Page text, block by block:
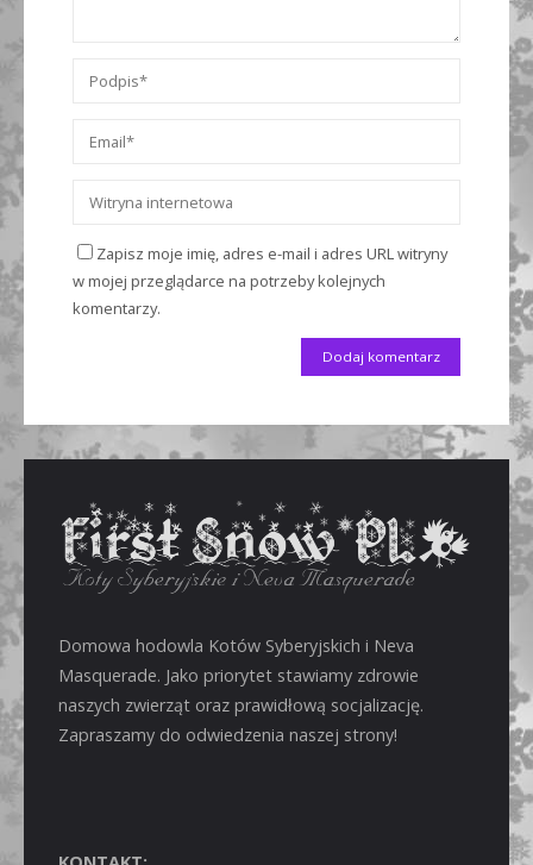
Zapisz moje imię, adres e-mail i adres URL witryny
w mojej przeglądarce na potrzeby kolejnych
komentarzy.
Domowa hodowla Kotów Syberyjskich i Neva
Masquerade. Jako priorytet stawiamy zdrowie
naszych zwierząt oraz prawidłową socjalizację.
Zapraszamy do odwiedzenia naszej strony!